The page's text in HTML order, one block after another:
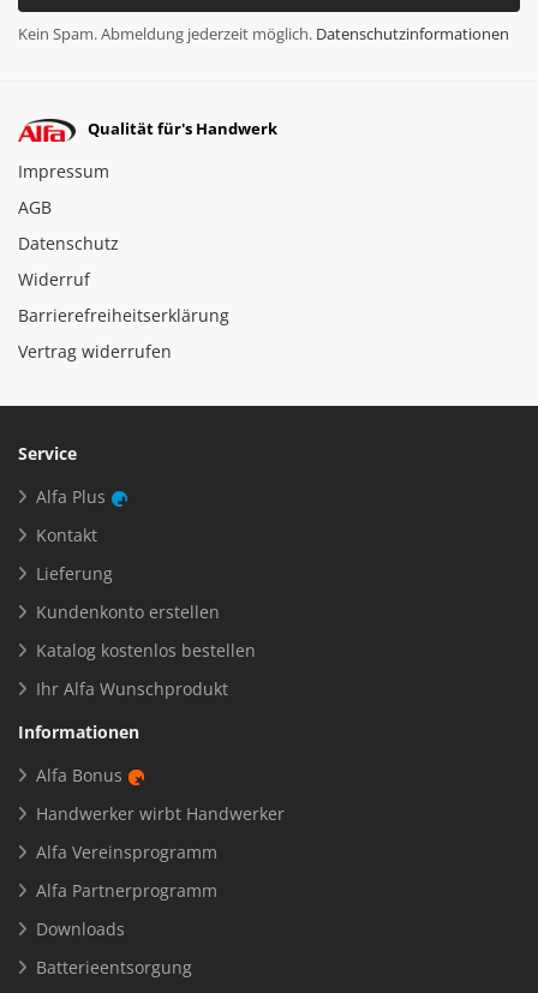
Kein Spam. Abmeldung jederzeit möglich. Datenschutzinformationen
Qualität für's Handwerk
Impressum
AGB
Datenschutz
Widerruf
Barrierefreiheitserklärung
Vertrag widerrufen
Service
Alfa Plus
Kontakt
Lieferung
Kundenkonto erstellen
Katalog kostenlos bestellen
Ihr Alfa Wunschprodukt
Informationen
Alfa Bonus
Handwerker wirbt Handwerker
Alfa Vereinsprogramm
Alfa Partnerprogramm
Downloads
Batterieentsorgung